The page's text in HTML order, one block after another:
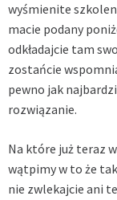
wyśmienite
macie podany
odkładajcie tam
zostańcie
pewno jak
rozwiązanie.
Na które już teraz
wątpimy w to że
nie zwlekajcie ani